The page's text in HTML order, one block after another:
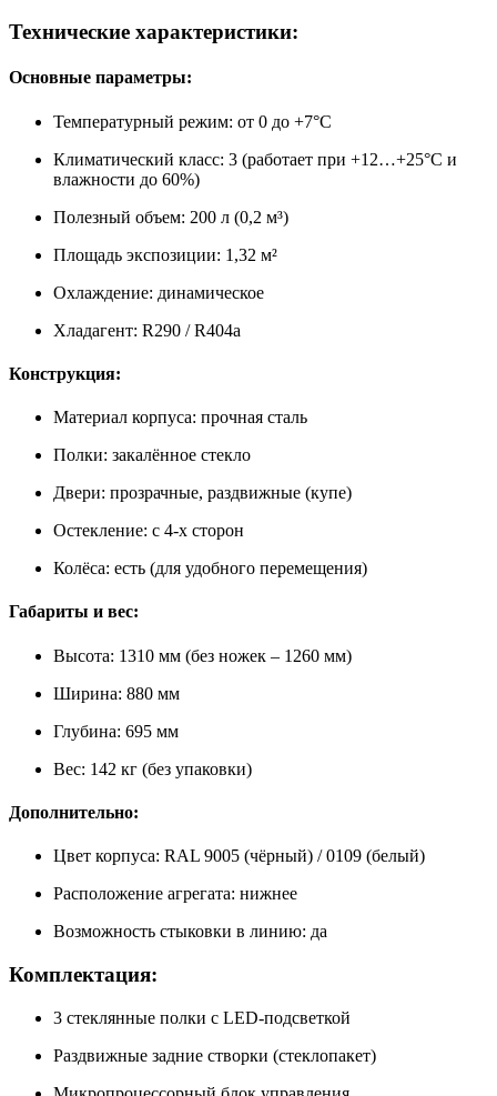
Технические характеристики:
Основные параметры:
Температурный режим: от 0 до +7°C
Климатический класс: 3 (работает при +12…+25°C и
влажности до 60%)
Полезный объем: 200 л (0,2 м³)
Площадь экспозиции: 1,32 м²
Охлаждение: динамическое
Хладагент: R290 / R404a
Конструкция:
Материал корпуса: прочная сталь
Полки: закалённое стекло
Двери: прозрачные, раздвижные (купе)
Остекление: с 4-х сторон
Колёса: есть (для удобного перемещения)
Габариты и вес:
Высота: 1310 мм (без ножек – 1260 мм)
Ширина: 880 мм
Глубина: 695 мм
Вес: 142 кг (без упаковки)
Дополнительно:
Цвет корпуса: RAL 9005 (чёрный) / 0109 (белый)
Расположение агрегата: нижнее
Возможность стыковки в линию: да
Комплектация:
3 стеклянные полки с LED-подсветкой
Раздвижные задние створки (стеклопакет)